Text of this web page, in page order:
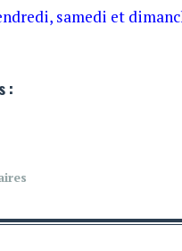
samedi et
: